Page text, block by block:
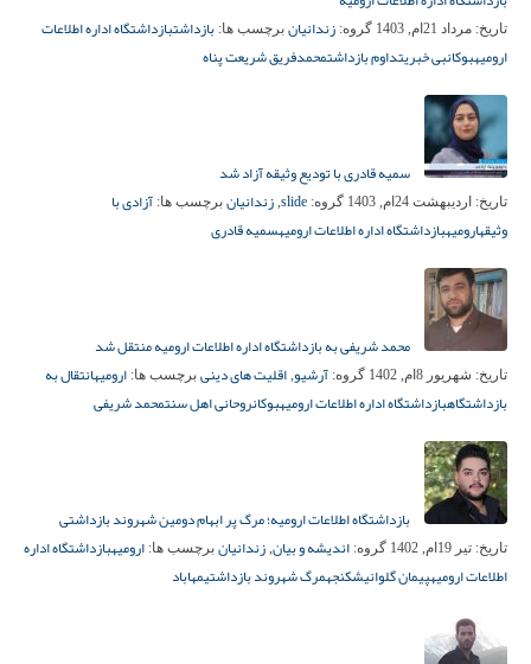
تاریخ: مرداد 21ام, 1403 گروه: زندانیان برچسب ها: بازداشتبازداشتگاه اداره اطلاعات
ارومیهبوکانبی خبریتداوم بازداشتمحمدفریق شریعت پناه
سمیه قادری با تودیع وثیقه آزاد شد
تاریخ: اردیبهشت 24ام, 1403 گروه: slide
, زندانیان برچسب ها: آزادی با
وثیقهارومیهبازداشتگاه اداره اطلاعات ارومیهسمیه قادری
محمد شریفی به بازداشتگاه اداره اطلاعات ارومیه منتقل شد
تاریخ: شهریور 8ام, 1402 گروه: آرشیو, اقلیت های دینی برچسب ها: ارومیهانتقال به
بازداشتگاهبازداشتگاه اداره اطلاعات ارومیهبوکانروحانی اهل سنتمحمد شریفی
بازداشتگاه اطلاعات ارومیه؛ مرگ پر ابهام دومین شهروند بازداشتی
تاریخ: تیر 19ام, 1402 گروه: اندیشه و بیان, زندانیان برچسب ها: ارومیهبازداشتگاه اداره
اطلاعات ارومیهپیمان گلوانیشکنجهمرگ شهروند بازداشتیمهاباد